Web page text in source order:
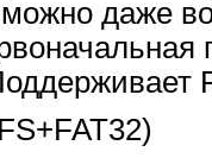
даже